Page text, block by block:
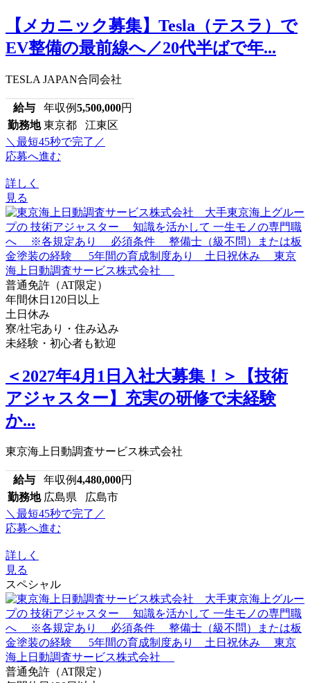
【メカニック募集】Tesla（テスラ）で
EV整備の最前線へ／20代半ばで年...
TESLA JAPAN合同会社
給与 年収例5,500,000円
勤務地 東京都 江東区
＼最短45秒で完了／
応募へ進む
詳しく
見る
普通免許（AT限定）
年間休日120日以上
土日休み
寮/社宅あり・住み込み
未経験・初心者も歓迎
＜2027年4月1日入社大募集！＞【技術
アジャスター】充実の研修で未経験
か...
東京海上日動調査サービス株式会社
給与 年収例4,480,000円
勤務地 広島県 広島市
＼最短45秒で完了／
応募へ進む
詳しく
見る
スペシャル
普通免許（AT限定）